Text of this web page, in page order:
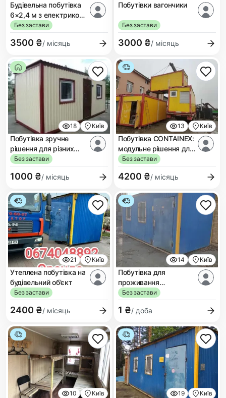
Будівельна побутівка
6×2,4 м з електрикою
та утепленням
Без застави
3500 ₴/ місяць
Побутівки вагончики
Без застави
3000 ₴/ місяць
18 Київ
Побутівка зручне
рішення для різних
об'єктів
Без застави
1000 ₴/ місяць
13 Київ
Побутівка CONTAINEX:
модульне рішення для
різних потреб
Без застави
4200 ₴/ місяць
21 Київ
Утеплена побутівка на
будівельний об’єкт
Без застави
2400 ₴/ місяць
14 Київ
Побутівка для
проживання
будівельників
Без застави
1 ₴/ доба
10 Київ 19 Київ